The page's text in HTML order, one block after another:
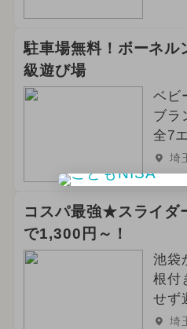
駐車場無料！ボーネル
級遊び場
ベビ
ブラ
全7
埼
コスパ最強★スライダ
で1,300円～！
池袋
根付
せず
埼